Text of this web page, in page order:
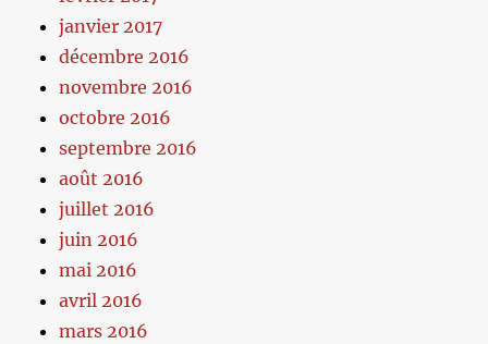
janvier 2017
décembre 2016
novembre 2016
octobre 2016
septembre 2016
août 2016
juillet 2016
juin 2016
mai 2016
avril 2016
mars 2016